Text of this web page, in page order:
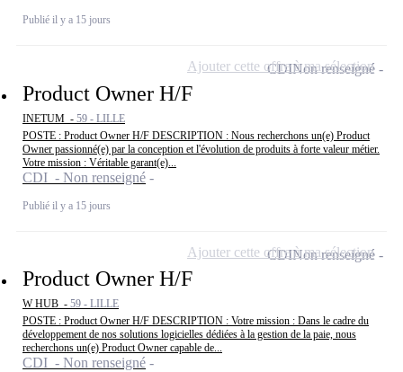
Publié il y a 15 jours
Product Owner H/F
INETUM - 59 - LILLE
POSTE : Product Owner H/F DESCRIPTION : Nous recherchons un(e) Product
Owner passionné(e) par la conception et l'évolution de produits à forte valeur métier.
Votre mission : Véritable garant(e)...
CDI - Non renseigné
Publié il y a 15 jours
CDINon renseigné
Ajouter cette offre à ma sélection
Product Owner H/F
W HUB - 59 - LILLE
POSTE : Product Owner H/F DESCRIPTION : Votre mission : Dans le cadre du
développement de nos solutions logicielles dédiées à la gestion de la paie, nous
recherchons un(e) Product Owner capable de...
CDI - Non renseigné
CDINon renseigné
Ajouter cette offre à ma sélection